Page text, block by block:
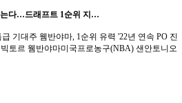
다…드래프트 1순위 지…
기대주 웸반야마, 1순위 유력 '22년 연속 PO 진
토르 웸반야마미국프로농구(NBA) 샌안토니오